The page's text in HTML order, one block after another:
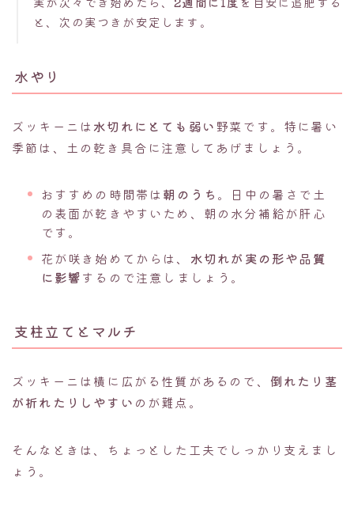
と、次の実つきが安定します。
水やり
ズッキーニは水切れにとても弱い 野菜です。特に暑い
季節は、土の乾き具合に注意してあげましょう。
おすすめの時間帯は朝のうち 。日中の暑さで土
の表面が乾きやすいため、朝の水分補給が肝心
です。
花が咲き始めてからは、 水切れが実の形や品質
に影響するので注意しましょう。
支柱立てとマルチ
ズッキーニは横に広がる性質があるので、 倒れたり茎
が折れたりしやすい のが難点。
そんなときは、ちょっとした工夫でしっかり支えまし
ょう。